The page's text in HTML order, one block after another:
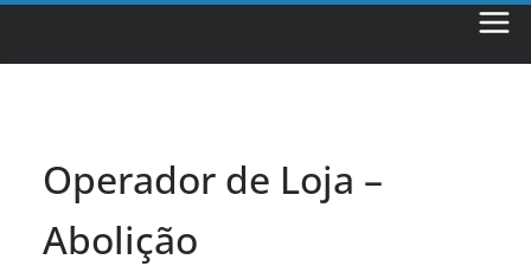
Operador de Loja –
Abolição